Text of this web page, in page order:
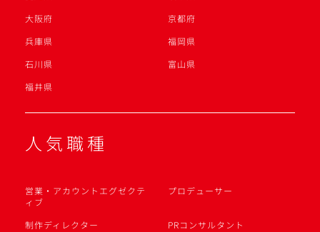
大阪府
京都府
兵庫県
福岡県
石川県
富山県
福井県
人気職種
営業・アカウントエグゼクテ
ィブ
プロデューサー
制作ディレクター
PRコンサルタント